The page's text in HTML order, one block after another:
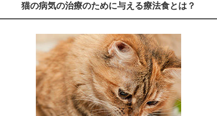
猫の病気の治療のために与える療法食とは？